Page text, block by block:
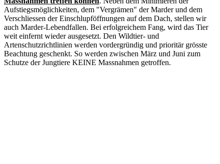
Aufstiegsmöglichkeiten, dem "Vergrämen" der Marder und dem
Verschliessen der Einschlupföffnungen auf dem Dach, stellen wir
auch Marder-Lebendfallen. Bei erfolgreichem Fang, wird das Tier
weit einfernt wieder ausgesetzt. Den Wildtier- und
Artenschutzrichtlinien werden vordergründig und prioritär grösste
Beachtung geschenkt. So werden zwischen März und Juni zum
Schutze der Jungtiere KEINE Massnahmen getroffen.